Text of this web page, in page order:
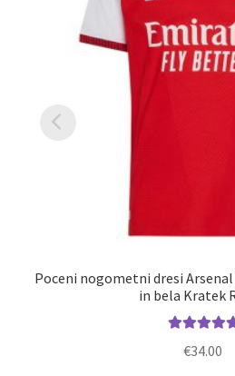
Poceni nogometni dresi Arsenal
in bela Kratek
€34.00